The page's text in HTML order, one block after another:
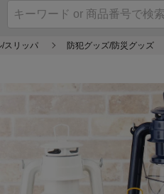
スリッパ 防犯グッズ/防災グッズ